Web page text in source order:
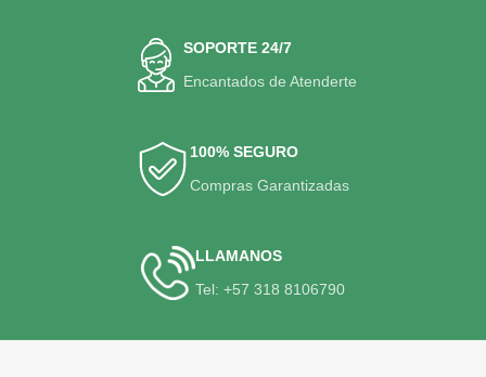
SOPORTE 24/7
Encantados de Atenderte
100% SEGURO
Compras Garantizadas
LLAMANOS
Tel: +57 318 8106790